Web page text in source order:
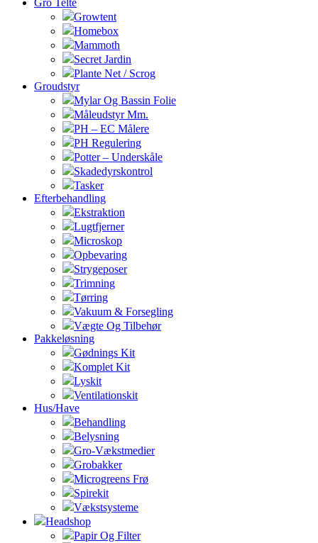
Gro Telte
Growtent
Homebox
Mammoth
Secret Jardin
Plante Net / Scrog
Groudstyr
Mylar Og Bassin Folie
Måleudstyr Mm.
PH – EC Målere
PH Regulering
Potter – Underskåle
Skadedyrskontrol
Tasker
Efterbehandling
Ekstraktion
Lugtfjerner
Microskop
Opbevaring
Strygeposer
Trimning
Tørring
Vakuum & Forsegling
Vægte Og Tilbehør
Pakkeløsning
Gødnings Kit
Komplet Kit
Lyskit
Ventilationskit
Hus/Have
Behandling
Belysning
Gro-Vækstmedier
Grobakker
Microgreens Frø
Spirekit
Vækstsysteme
Headshop
Papir Og Filter